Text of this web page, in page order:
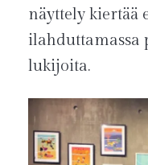
näyttely kiertää
ilahduttamassa
lukijoita.